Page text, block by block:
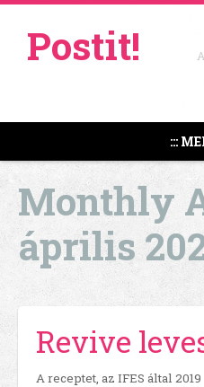
Postit!
:::
Monthly
április
Revive
A receptet, az IFES által 2019